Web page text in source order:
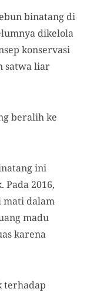
binatang di
dikelola
konservasi
satwa liar
beralih ke
ini
2016,
mati dalam
madu
karena
terhadap